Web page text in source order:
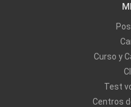
Curso y
Test
Centros